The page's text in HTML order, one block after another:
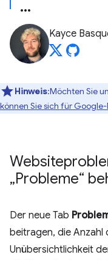
Kayce
Hinweis:Möchten Sie
können Sie sich für
„Probleme“
Der neue Tab
beitragen, die Anzahl
Unübersichtlichkeit